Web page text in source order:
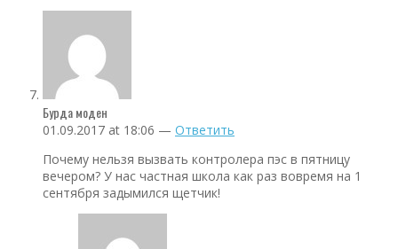
Бурда моден
01.09.2017 at 18:06 — Ответить
Почему нельзя вызвать контролера пэс в пятницу
вечером? У нас частная школа как раз вовремя на 1
сентября задымился щетчик!